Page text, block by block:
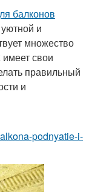
балконов
и
множество
свои
правильный
и
podnyatie-i-